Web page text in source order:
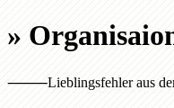
»
⸻Lieblingsfehler aus